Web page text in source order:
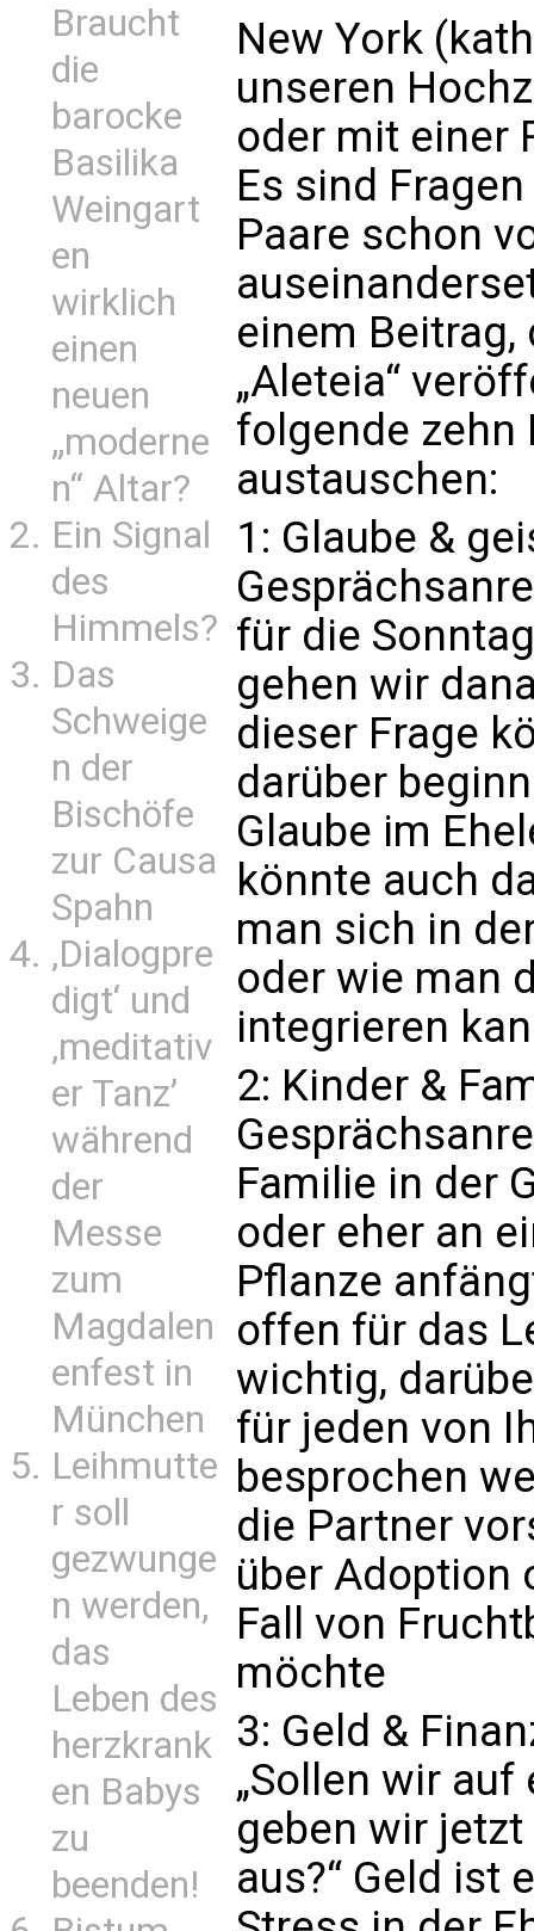
Braucht
die
barocke
Basilika
Weingart
en
wirklich
einen
neuen
„moderne
n“ Altar?
Ein Signal
des
Himmels?
Das
Schweige
n der
Bischöfe
zur Causa
Spahn
‚Dialogpre
digt‘ und
‚meditativ
er Tanz’
während
der
Messe
zum
Magdalen
enfest in
München
Leihmutte
r soll
gezwunge
n werden,
das
Leben des
herzkrank
en Babys
zu
beenden!
New York
unseren
oder mit einer
Es sind
Paare schon
einem
„Aleteia“
folgende zehn
austauschen:
1: Glaube &
für die
gehen wir
dieser Frage
darüber
Glaube im
könnte auch
man sich in
oder wie man
integrieren
2: Kinder &
Familie in der
oder eher an
Pflanze
offen für das
wichtig,
für jeden von
besprochen
die Partner
über Adoption
Fall von
möchte
3: Geld &
„Sollen wir
geben wir
aus?“ Geld ist